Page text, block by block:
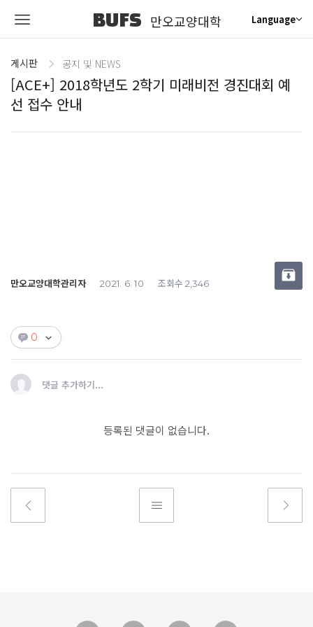
BUFS 만오교양대학 Language
게시판 공지 및 NEWS
[ACE+] 2018학년도 2학기 미래비전 경진대회 예
선 접수 안내
만오교양대학관리자 2021. 6. 10 조회수 2,346
0
댓글 추가하기...
등록된 댓글이 없습니다.